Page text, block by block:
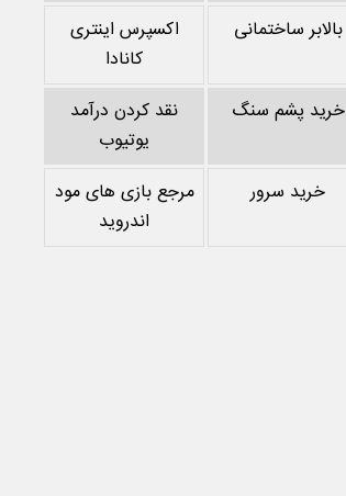
بالابر ساختمانی
اکسپرس اینتری
کانادا
خرید پشم سنگ
نقد کردن درآمد
یوتیوب
خرید سرور
مرجع بازی های مود
اندروید